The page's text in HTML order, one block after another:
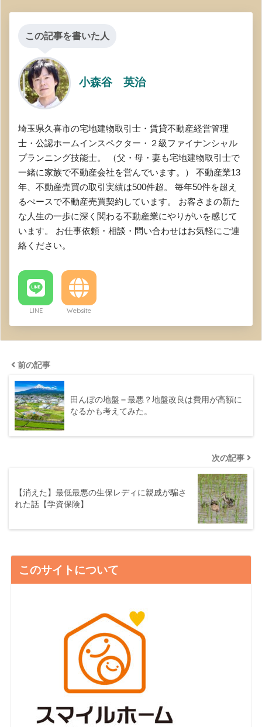
この記事を書いた人
小森谷 英治
埼玉県久喜市の宅地建物取引士・賃貸不動産経営管理
士・公認ホームインスペクター・２級ファイナンシャル
プランニング技能士。 （父・母・妻も宅地建物取引士で
一緒に家族で不動産会社を営んでいます。） 不動産業13
年、不動産売買の取引実績は500件超。 毎年50件を超え
るぺースで不動産売買契約しています。 お客さまの新た
な人生の一歩に深く関わる不動産業にやりがいを感じて
います。 お仕事依頼・相談・問い合わせはお気軽にご連
絡ください。
LINE Website
前の記事
田んぼの地盤＝最悪？地盤改良は費用が高額に
なるかも考えてみた。
次の記事
【消えた】最低最悪の生保レディに親戚が騙さ
れた話【学資保険】
このサイトについて